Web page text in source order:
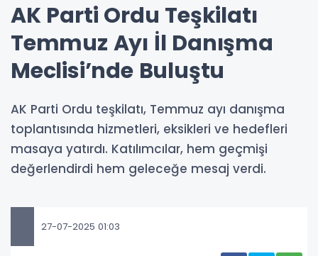
AK Parti Ordu Teşkilatı
Temmuz Ayı İl Danışma
Meclisi’nde Buluştu
AK Parti Ordu teşkilatı, Temmuz ayı danışma
toplantısında hizmetleri, eksikleri ve hedefleri
masaya yatırdı. Katılımcılar, hem geçmişi
değerlendirdi hem geleceğe mesaj verdi.
27-07-2025 01:03